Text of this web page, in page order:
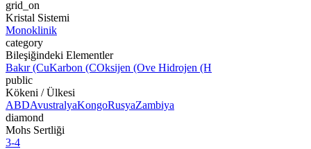
grid_on
Kristal Sistemi
Monoklinik
category
Bileşiğindeki Elementler
Bakır (CuKarbon (COksijen (Ove Hidrojen (H
public
Kökeni / Ülkesi
ABDAvustralyaKongoRusyaZambiya
diamond
Mohs Sertliği
3-4